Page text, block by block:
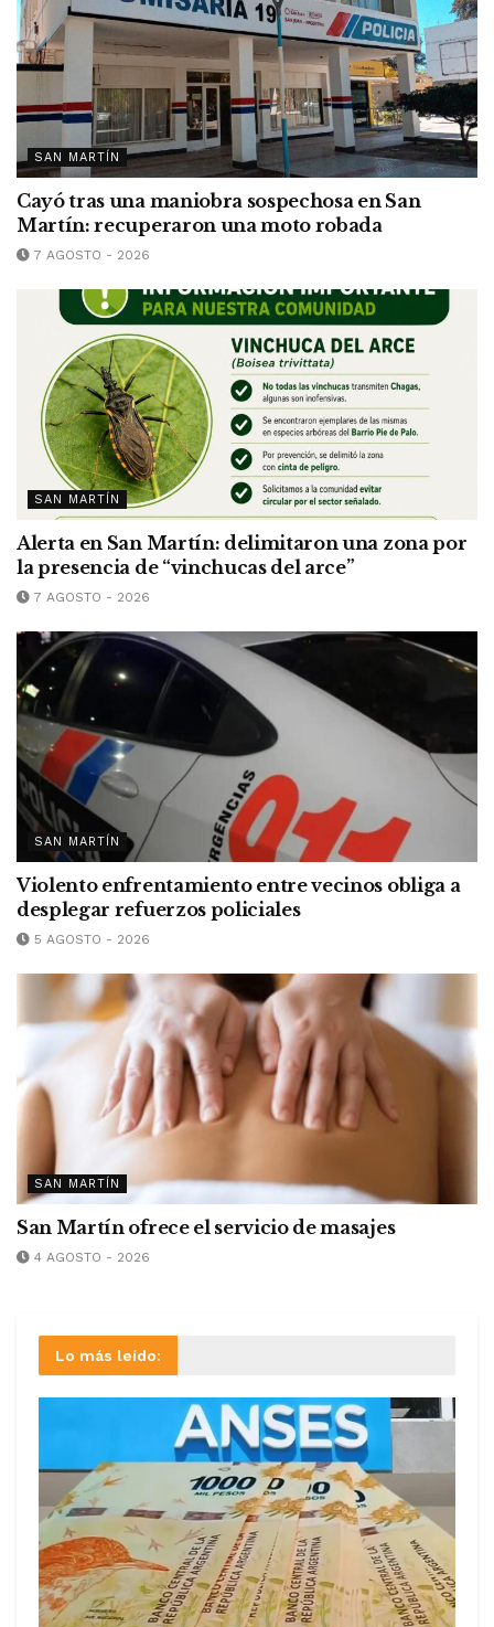
SAN MARTÍN
Cayó tras una maniobra sospechosa en San
Martín: recuperaron una moto robada
7 AGOSTO - 2026
SAN MARTÍN
Alerta en San Martín: delimitaron una zona por
la presencia de “vinchucas del arce”
7 AGOSTO - 2026
SAN MARTÍN
Violento enfrentamiento entre vecinos obliga a
desplegar refuerzos policiales
5 AGOSTO - 2026
SAN MARTÍN
San Martín ofrece el servicio de masajes
4 AGOSTO - 2026
Lo más leído: